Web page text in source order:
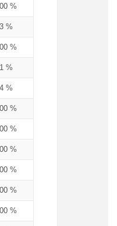
%
%
%
%
%
%
%
%
%
%
%